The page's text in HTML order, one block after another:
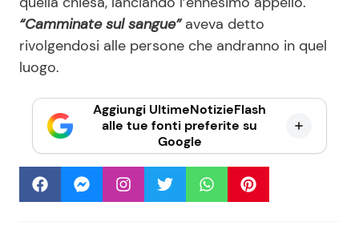
“Camminate sul sangue”aveva detto
rivolgendosi alle persone che andranno in quel
luogo.
Aggiungi UltimeNotizieFlash
alle tue fonti preferite su
Google